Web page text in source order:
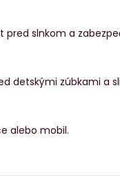
pred slnkom a
detskými zúbkami a
alebo mobil.